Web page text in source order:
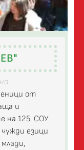
от
и
на 125. СОУ
езици